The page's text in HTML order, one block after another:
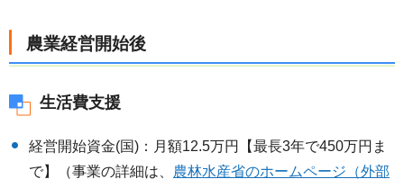
農業経営開始後
生活費支援
経営開始資金(国)：月額12.5万円【最長3年で450万円ま
で】（事業の詳細は、 農林水産省のホームページ（外部